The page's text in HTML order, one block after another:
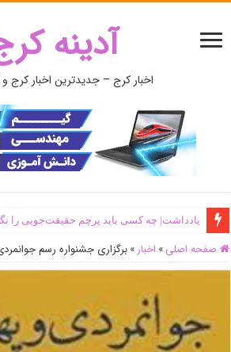
آدینه
اخبار کرج – جدیدترین اخبار کرج و
یادداشت| ‌چه کسی باید پرچم حقیقت‌جویی را
صفحه اصلی » اخبار » برگزاری جشنواره رسم